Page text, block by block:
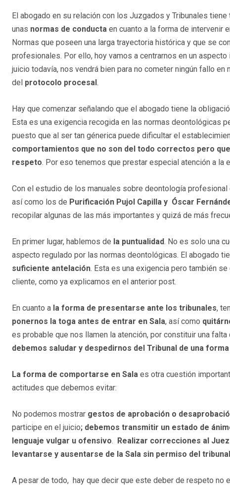
El abogado en su relación con los Juzgados y Tribunales
unas normas de conducta en cuanto a la forma de intervenir
Normas que poseen una larga trayectoria histórica y que se
profesionales. Por ello, hoy vamos a centrarnos en un
juicio todavía, nos vendrá bien para no cometer ningún fallo
del protocolo procesal.
Hay que comenzar señalando que el abogado tiene la
Esta es una exigencia recogida en las normas deontológicas
puesto que al ser tan génerica puede dificultar el
comportamientos que no son del todo correctos pero
respeto. Por eso tenemos que prestar especial atención a la
Con el estudio de los manuales sobre deontología
así como los de Purificación Pujol Capilla y Óscar
recopilar algunas de las más importantes y quizá de más
En primer lugar, hablemos de la puntualidad. No es solo una
aspecto regulado por las normas deontológicas. El abogado
suficiente antelación. Esta es una exigencia pero también
cliente, como ya explicamos en el anterior post.
En cuanto a la forma de presentarse ante los tribunales,
ponernos la toga antes de entrar en Sala, así como
es probable que nos llamen la atención, por constituir una
debemos saludar y despedirnos del Tribunal de una
La forma de comportarse en Sala es otra cuestión
actitudes que debemos evitar:
No podemos mostrar gestos de aprobación o
participe en el juicio; debemos transmitir un estado de
lenguaje vulgar u ofensivo. Realizar correcciones al
levantarse y ausentarse de la Sala sin permiso del
A pesar de todo, hay que decir que este deber de respeto no